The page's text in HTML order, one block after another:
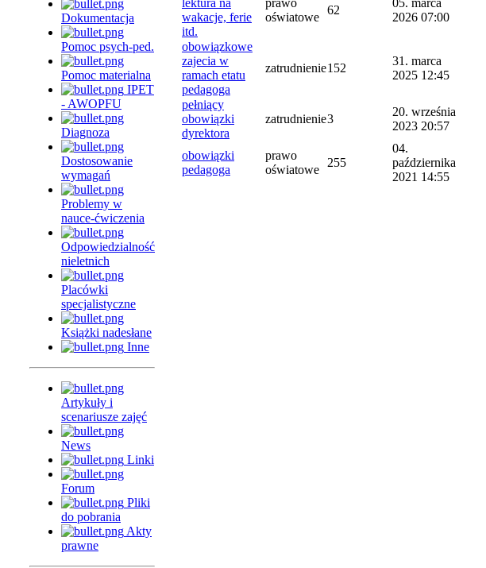
Dokumentacja
Pomoc psych-ped.
Pomoc materialna
IPET
- AWOPFU
Diagnoza
Dostosowanie
wymagań
Problemy w
nauce-ćwiczenia
Odpowiedzialność
nieletnich
Placówki
specjalistyczne
Książki nadesłane
Inne
Artykuły i
scenariusze zajęć
News
Linki
Forum
Pliki
do pobrania
Akty
prawne
lektura na
wakacje, ferie
itd.
prawo
oświatowe
62
05. marca
2026 07:00
obowiązkowe
zajecia w
ramach etatu
pedagoga
zatrudnienie152
31. marca
2025 12:45
pełniący
obowiązki
dyrektora
zatrudnienie3
20. września
2023 20:57
obowiązki
pedagoga
prawo
oświatowe
255
04.
października
2021 14:55